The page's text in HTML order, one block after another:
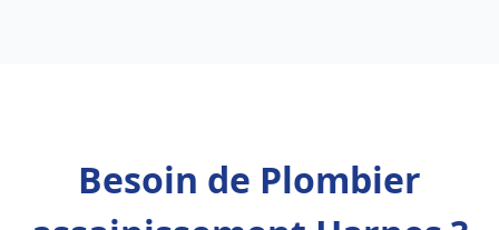
Besoin de Plombier